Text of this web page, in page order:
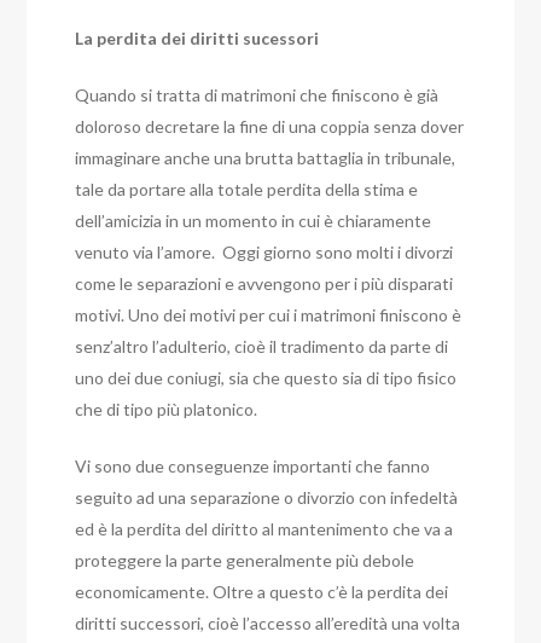
La perdita dei diritti sucessori
Quando si tratta di matrimoni che finiscono è già
doloroso decretare la fine di una coppia senza dover
immaginare anche una brutta battaglia in tribunale,
tale da portare alla totale perdita della stima e
dell’amicizia in un momento in cui è chiaramente
venuto via l’amore.Oggi giorno sono molti i divorzi
come le separazioni e avvengono per i più disparati
motivi.Uno dei motivi per cui i matrimoni finiscono è
senz’altro l’adulterio, cioè il tradimento da parte di
uno dei due coniugi, sia che questo sia di tipo fisico
che di tipo più platonico.
Vi sono due conseguenze importanti che fanno
seguito ad una separazione o divorzio con infedeltà
ed è la perdita del diritto al mantenimento che va a
proteggere la parte generalmente più debole
economicamente. Oltre a questo c’è la perdita dei
diritti successori, cioè l’accesso all’eredità una volta